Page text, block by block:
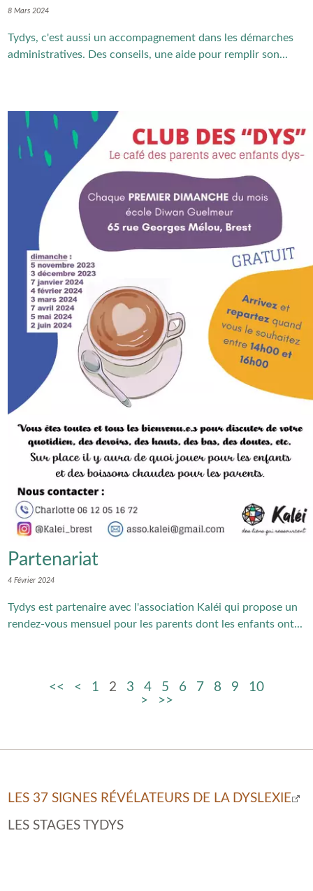
8 Mars 2024
Tydys, c'est aussi un accompagnement dans les démarches
administratives. Des conseils, une aide pour remplir son...
Partenariat
4 Février 2024
Tydys est partenaire avec l'association Kaléi qui propose un
rendez-vous mensuel pour les parents dont les enfants ont...
1 2 3 4 5 6 7 8 9 10
LES 37 SIGNES RÉVÉLATEURS DE LA DYSLEXIE
LES STAGES TYDYS